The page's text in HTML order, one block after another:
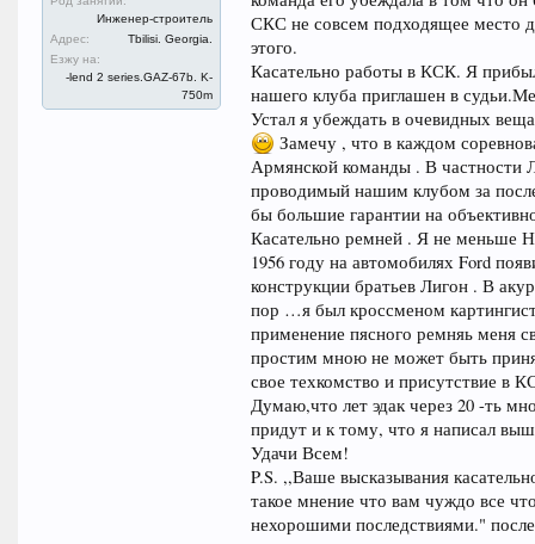
Инженер-строитель
Адрес:
Tbilisi. Georgia.
Езжу на:
-lend 2 series.GAZ-67b. K-
750m
СКС не совсем подходящее место
этого.
Касательно работы в КСК. Я
нашего клуба приглашен в
Устал я убеждать в очевидных
Замечу , что в каждом
Армянской команды . В частности
проводимый нашим клубом за
бы большие гарантии на
Касательно ремней . Я не меньше
1956 году на автомобилях Ford
конструкции братьев Лигон . В
пор …я был кроссменом
применение пясного ремняь меня
простим мною не может быть
свое техкомство и присутствие в
Думаю,что лет эдак через 20 -ть
придут и к тому, что я написал
Удачи Всем!
P.S. ,,Ваше высказывания
такое мнение что вам чуждо все
нехорошими последствиями."